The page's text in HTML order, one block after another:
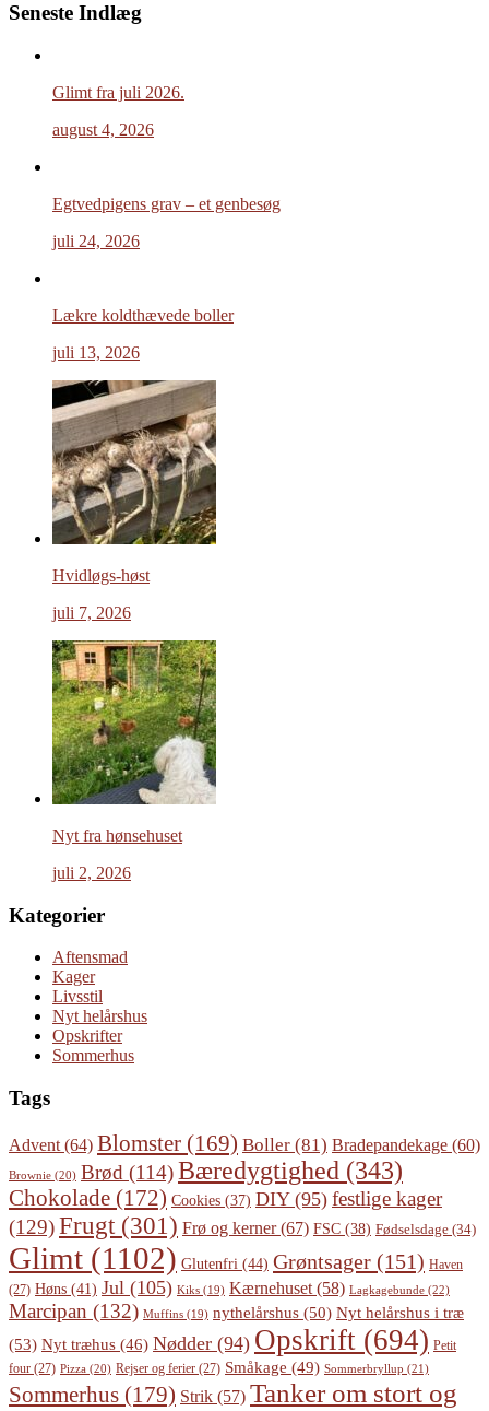
Seneste Indlæg
Glimt fra juli 2026.
august 4, 2026
Egtvedpigens grav – et genbesøg
juli 24, 2026
Lækre koldthævede boller
juli 13, 2026
Hvidløgs-høst
juli 7, 2026
Nyt fra hønsehuset
juli 2, 2026
Kategorier
Aftensmad
Kager
Livsstil
Nyt helårshus
Opskrifter
Sommerhus
Tags
Advent (64) Blomster (169) Boller (81) Bradepandekage (60)
Brownie (20) Brød (114)Bæredygtighed (343)
Chokolade (172) Cookies (37) DIY(95) festlige kager
(129)Frugt (301) Frø og kerner(67) FSC (38) Fødselsdage (34)
Glimt (1102) Glutenfri (44) Grøntsager (151) Haven
(27) Høns (41) Jul (105) Kiks (19) Kærnehuset (58) Lagkagebunde (22)
Marcipan (132) Muffins (19) nythelårshus (50) Nyt helårshus i træ
(53) Nyt træhus (46) Nødder (94) Opskrift (694) Petit
four (27) Pizza (20) Rejser og ferier (27) Småkage (49) Sommerbryllup (21)
Sommerhus (179) Strik (57) Tanker om stort og